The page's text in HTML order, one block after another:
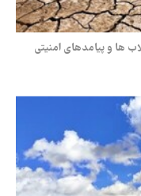
ها و پیامدهای امنیتی